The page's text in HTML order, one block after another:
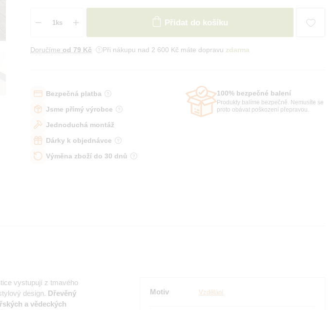
Přidat do košíku
Doručíme od 79 Kč Při nákupu nad 2 600 Kč máte dopravu zdarma
Bezpečná platba
Jsme přímý výrobce
Jednoduchá montáž
Dárky k objednávce
Výměna zboží do 30 dnů
100% bezpečné balení
Produkty balíme bezpečně. Nemusíte se
proto obávat poškození přepravou.
vystupují z tmavého
design. Dřevěný
a vědeckých
Motiv Vzdělání